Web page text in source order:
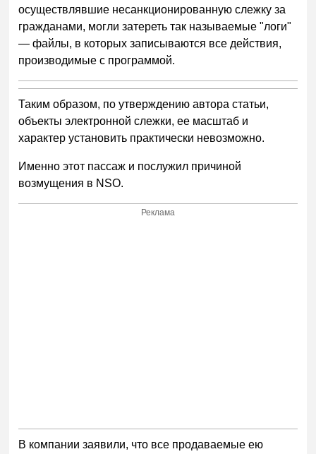
осуществлявшие несанкционированную слежку за
гражданами, могли затереть так называемые "логи"
— файлы, в которых записываются все действия,
производимые с программой.
Таким образом, по утверждению автора статьи,
объекты электронной слежки, ее масштаб и
характер установить практически невозможно.
Именно этот пассаж и послужил причиной
возмущения в NSO.
Реклама
В компании заявили, что все продаваемые ею